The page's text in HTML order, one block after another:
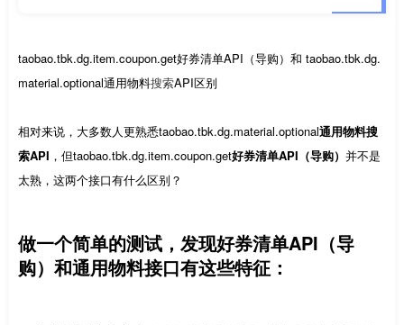
taobao.tbk.dg.item.coupon.get好券清单API（导购）和 taobao.tbk.dg.
material.optional通用物料搜索API区别
相对来说，大多数人更熟悉taobao.tbk.dg.material.optional通用物料搜
索API ，但taobao.tbk.dg.item.coupon.get好券清单API（导购） 并不是
太熟，这两个接口有什么区别？
做一个简单的测试，发现好券清单API（导
购）和通用物料接口有这些特征：